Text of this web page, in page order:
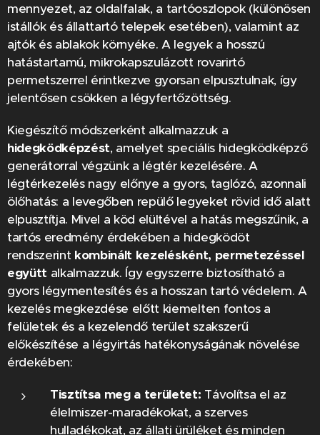
mennyezet, az oldalfalak, a tartóoszlopok (különösen
istállók és állattartó telepek esetében), valamint az
ajtók és ablakok környéke. A legyek a hosszú
hatástartamú, mikrokapszulázott rovarirtó
permetszerrel érintkezve gyorsan elpusztulnak, így
jelentősen csökken a légyfertőzöttség.
Kiegészítő módszerként alkalmazzuk a
hidegködképzést, amelyet speciális hidegködképző
generátorral végzünk a légtér kezelésére. A
légtérkezelés nagy előnye a gyors, taglózó, azonnali
ölőhatás: a levegőben repülő legyeket rövid idő alatt
elpusztítja. Mivel a köd elültével a hatás megszűnik, a
tartós eredmény érdekében a hidegködöt
rendszerint kombinált kezelésként, permetezéssel
együtt alkalmazzuk. Így egyszerre biztosítható a
gyors légymentesítés és a hosszan tartó védelem. A
kezelés megkezdése előtt kiemelten fontos a
felületek és a kezelendő terület szakszerű
előkészítése a légyirtás hatékonyságának növelése
érdekében:
Tisztítsa meg a területet: Távolítsa el az
élelmiszer-maradékokat, a szerves
hulladékokat, az állati ürüléket és minden